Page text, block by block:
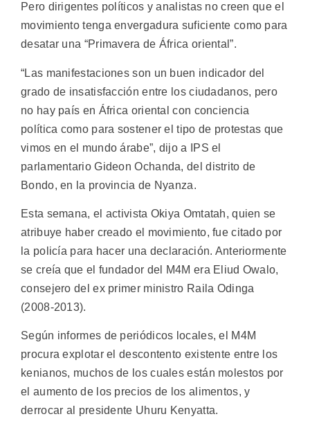
Pero dirigentes políticos y analistas no creen que el
movimiento tenga envergadura suficiente como para
desatar una “Primavera de África oriental”.
“Las manifestaciones son un buen indicador del
grado de insatisfacción entre los ciudadanos, pero
no hay país en África oriental con conciencia
política como para sostener el tipo de protestas que
vimos en el mundo árabe”, dijo a IPS el
parlamentario Gideon Ochanda, del distrito de
Bondo, en la provincia de Nyanza.
Esta semana, el activista Okiya Omtatah, quien se
atribuye haber creado el movimiento, fue citado por
la policía para hacer una declaración. Anteriormente
se creía que el fundador del M4M era Eliud Owalo,
consejero del ex primer ministro Raila Odinga
(2008-2013).
Según informes de periódicos locales, el M4M
procura explotar el descontento existente entre los
kenianos, muchos de los cuales están molestos por
el aumento de los precios de los alimentos, y
derrocar al presidente Uhuru Kenyatta.